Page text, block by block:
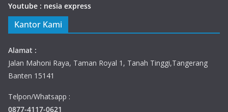
Youtube : nesia express
Kantor Kami
Alamat :
Jalan Mahoni Raya, Taman Royal 1, Tanah Tinggi,Tangerang
Banten 15141
Telpon/Whatsapp :
0877-4117-0621